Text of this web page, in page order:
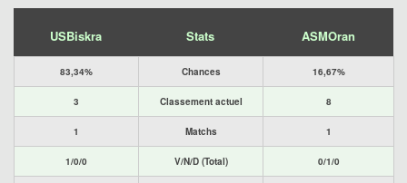
USBiskra Stats ASMOran
83,34% Chances 16,67%
3 Classement actuel 8
1 Matchs 1
1/0/0 V/N/D (Total) 0/1/0